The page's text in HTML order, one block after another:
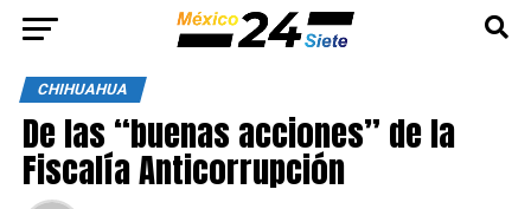
CHIHUAHUA
De las “buenas acciones” de la
Fiscalía Anticorrupción